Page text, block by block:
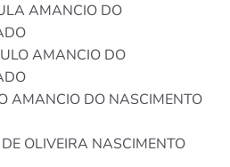
AMANCIO DO
AMANCIO DO
AMANCIO DO NASCIMENTO
OLIVEIRA NASCIMENTO